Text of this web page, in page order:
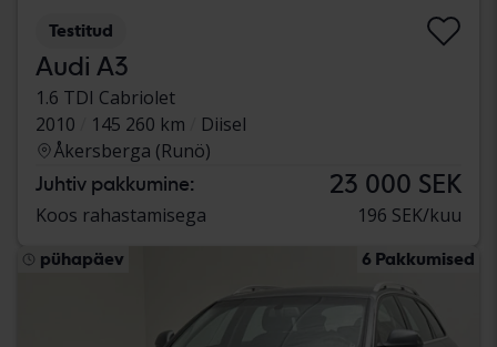
Testitud
Audi A3
1.6 TDI Cabriolet
2010
145 260 km
Diisel
Åkersberga (Runö)
Juhtiv pakkumine: 23 000 SEK
Koos rahastamisega 196 SEK/kuu
pühapäev 6 Pakkumised